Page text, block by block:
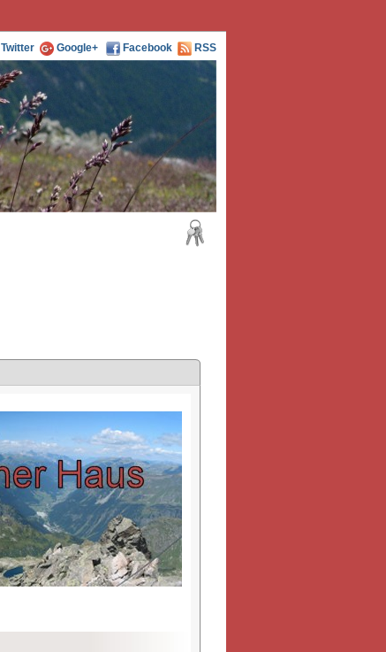
Twitter Google+ Facebook RSS